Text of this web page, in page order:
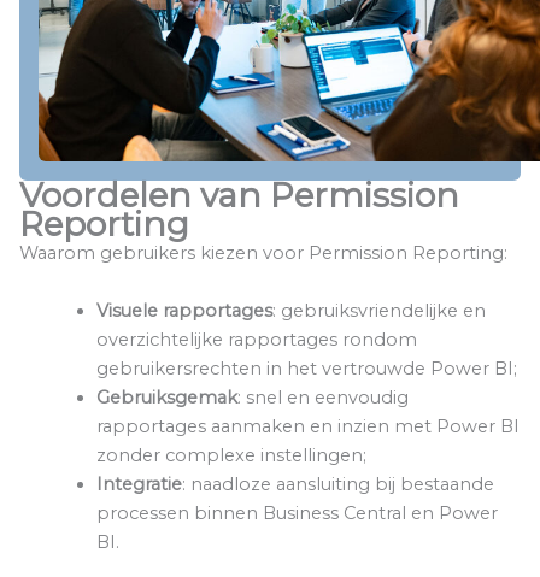
Voordelen van Permission
Reporting
Waarom gebruikers kiezen voor Permission Reporting:
Visuele rapportages: gebruiksvriendelijke en
overzichtelijke rapportages rondom
gebruikersrechten in het vertrouwde Power BI;
Gebruiksgemak: snel en eenvoudig
rapportages aanmaken en inzien met Power BI
zonder complexe instellingen;
Integratie: naadloze aansluiting bij bestaande
processen binnen Business Central en Power
BI.